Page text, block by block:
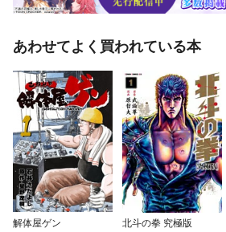
あわせてよく買われている本
解体屋ゲン 北斗の拳 究極版